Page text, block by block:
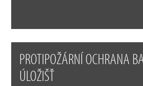
PROTIPOŽÁRNÍ OCHRANA
ÚLOŽIŠŤ